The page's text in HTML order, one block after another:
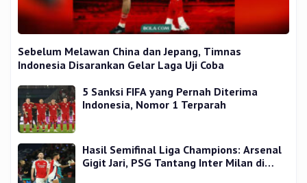
Sebelum Melawan China dan Jepang, Timnas
Indonesia Disarankan Gelar Laga Uji Coba
5 Sanksi FIFA yang Pernah Diterima
Indonesia, Nomor 1 Terparah
Hasil Semifinal Liga Champions: Arsenal
Gigit Jari, PSG Tantang Inter Milan di